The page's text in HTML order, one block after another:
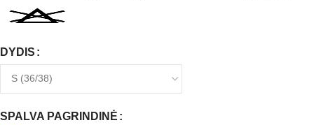
DYDIS
SPALVA PAGRINDINĖ